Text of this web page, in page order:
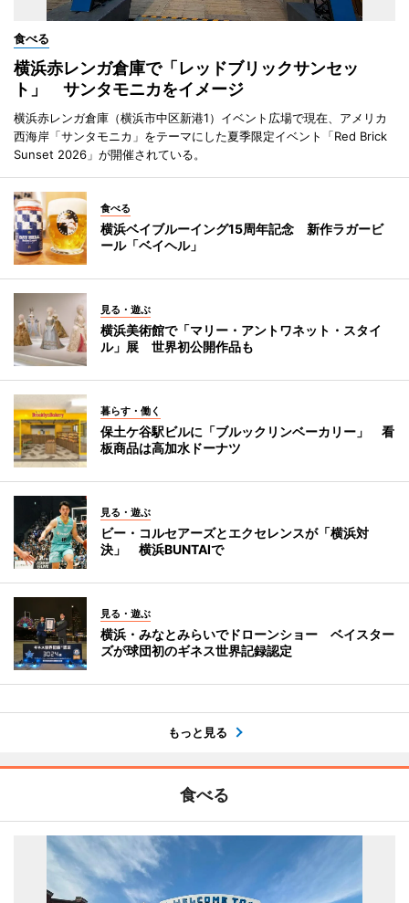
食べる
横浜赤レンガ倉庫で「レッドブリックサンセッ
ト」 サンタモニカをイメージ
横浜赤レンガ倉庫（横浜市中区新港1）イベント広場で現在、アメリカ
西海岸「サンタモニカ」をテーマにした夏季限定イベント「Red Brick
Sunset 2026」が開催されている。
食べる
横浜ベイブルーイング15周年記念 新作ラガービ
ール「ベイヘル」
見る・遊ぶ
横浜美術館で「マリー・アントワネット・スタイ
ル」展 世界初公開作品も
暮らす・働く
保土ケ谷駅ビルに「ブルックリンベーカリー」 看
板商品は高加水ドーナツ
見る・遊ぶ
ビー・コルセアーズとエクセレンスが「横浜対
決」 横浜BUNTAIで
見る・遊ぶ
横浜・みなとみらいでドローンショー ベイスター
ズが球団初のギネス世界記録認定
もっと見る
食べる